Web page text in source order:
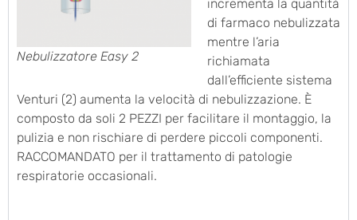
Nebulizzatore Easy 2
incrementa la quantità
di farmaco nebulizzata
mentre l’aria
richiamata
dall’efficiente sistema
Venturi (2) aumenta la velocità di nebulizzazione. È
composto da soli 2 PEZZI per facilitare il montaggio, la
pulizia e non rischiare di perdere piccoli componenti.
RACCOMANDATO per il trattamento di patologie
respiratorie occasionali.